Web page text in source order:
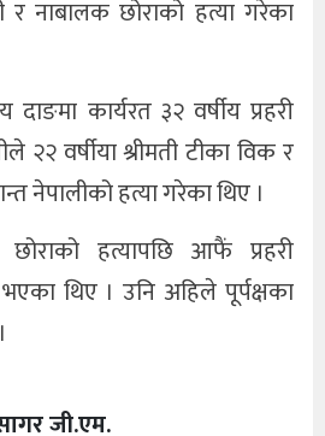
र नाबालक छोराको हत्या गरेका
दाङमा कार्यरत ३२ वर्षीय प्रहरी
२२ वर्षीया श्रीमती टीका विक र
नेपालीको हत्या गरेका थिए ।
हत्यापछि आफैं प्रहरी
थिए । उनि अहिले पूर्पक्षका
जी.एम.